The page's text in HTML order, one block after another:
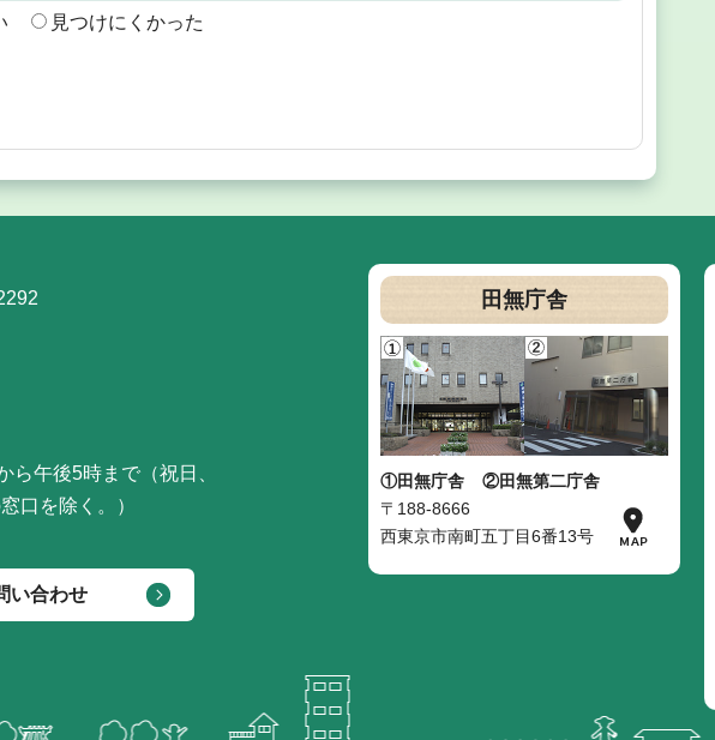
見つけにくかった
ら午後5時まで（祝日、
口を除く。）
い合わせ
田無庁舎
①田無庁舎
②田無第二庁舎
〒188-8666
西東京市南町五丁目6番13号